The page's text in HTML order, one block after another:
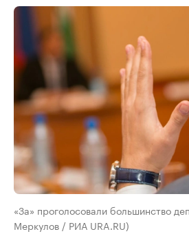
«За» проголосовали большинство
Меркулов / РИА URA.RU)